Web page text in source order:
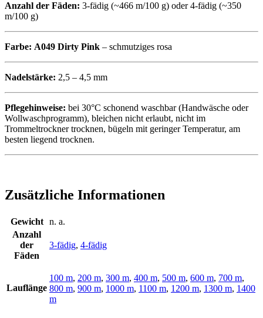
Anzahl der Fäden: 3-fädig (~466 m/100 g) oder 4-fädig (~350
m/100 g)
Farbe: A049 Dirty Pink – schmutziges rosa
Nadelstärke: 2,5 – 4,5 mm
Pflegehinweise: bei 30°C schonend waschbar (Handwäsche oder
Wollwaschprogramm), bleichen nicht erlaubt, nicht im
Trommeltrockner trocknen, bügeln mit geringer Temperatur, am
besten liegend trocknen.
Zusätzliche Informationen
Gewicht
n. a.
Anzahl
der
Fäden
3-fädig, 4-fädig
Lauflänge
100 m, 200 m, 300 m, 400 m, 500 m, 600 m, 700 m,
800 m, 900 m, 1000 m, 1100 m, 1200 m, 1300 m, 1400
m